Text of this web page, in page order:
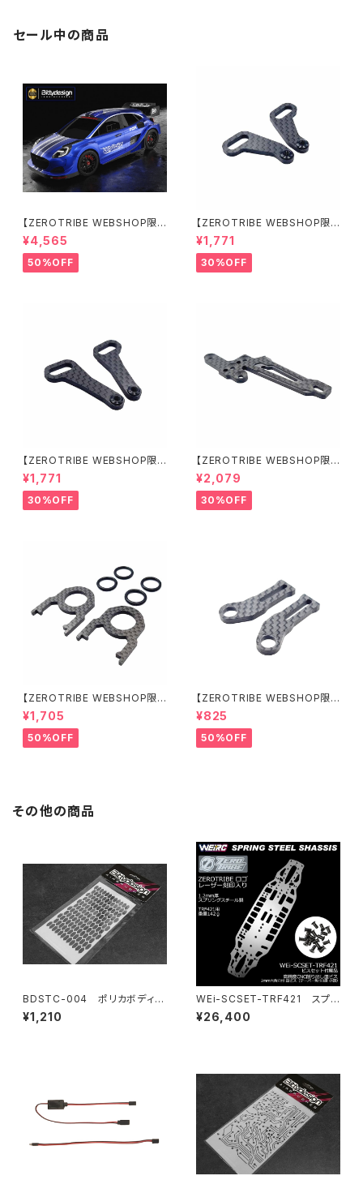
セール中の商品
【ZEROTRIBE WEBSHOP限
定価格】BDRX-190P10R P1
0R クリアーボディ 1/10 ラリー
190mm ライトウェイト
¥4,565
50%OFF
【ZEROTRIBE WEBSHOP限
定価格】RCM-X4-CSAR カ
ーボンリアステアリングアームセ
ット XRAY X4用
¥1,771
30%OFF
【ZEROTRIBE WEBSHOP限
定価格】RCM-X4-CSAF カ
ーボンフロントステアリングアー
ムセット XRAY X4用
¥1,771
30%OFF
【ZEROTRIBE WEBSHOP限
定価格】RCM-X4-FSM-F G
eoCarbon フローティングフロ
ントサーボマウント XRAY X4用
¥2,079
30%OFF
【ZEROTRIBE WEBSHOP限
定価格】RCM-BD11-TSE カ
ーボンツィーク スティックエンド
プレートセット YOKOMO BD11
用
¥1,705
50%OFF
【ZEROTRIBE WEBSHOP限
定価格】RCM-HRP-ZX-BD10
LCE Horizontalリアポストボ
ディマウンティングエクステンシ
ョンプレート Yokomo BD10L
¥825
50%OFF
その他の商品
BDSTC-004 ポリカボディ塗
装用ステンシル 【Honeycom
b V3】
¥1,210
WEi-SCSET-TRF421 スプリ
ングスチールシャーシ＆ビスセッ
ト TRF421用
¥26,400